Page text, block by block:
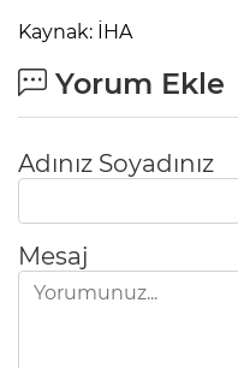
Kaynak: İHA
Yorum Ekle
Adınız Soyadınız
Mesaj